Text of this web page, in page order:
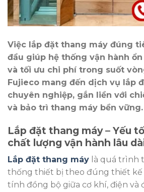
Việc lắp đặt thang máy đúng
đầu giúp hệ thống vận hành
và tối ưu chi phí trong suốt
Fujieco mang đến dịch vụ lắp
chuyên nghiệp, gắn liền với
và bảo trì thang máy bền vững.
Lắp đặt thang máy – Yếu
chất lượng vận hành lâu
Lắp đặt thang máy là quá trình
thống thiết bị theo đúng thiết kế
tính đồng bộ giữa cơ khí, điện và